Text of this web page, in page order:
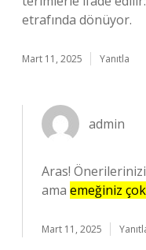
etrafında dönüyor.
Mart 11, 2025 Yanıtla
admin
Aras!
ama emeğiniz
Mart 11, 2025